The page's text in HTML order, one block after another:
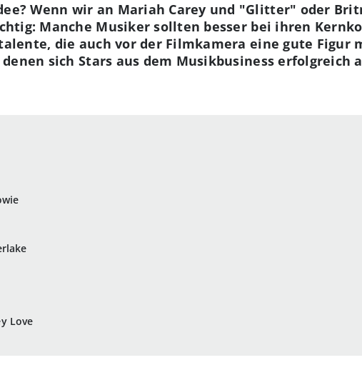
Love
Wenn wir an Mariah Carey und "Glitter" oder
Manche Musiker sollten besser bei ihren
die auch vor der Filmkamera eine gute Figur
sich Stars aus dem Musikbusiness erfolgreich